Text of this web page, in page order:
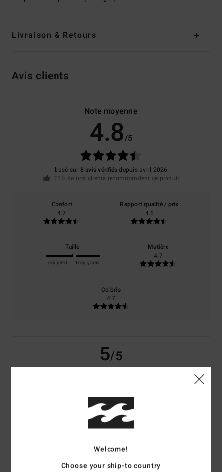
Livraison & Retours
Avis clients
Note moyenne
4.8/5
basé sur 8 avis vérifiésdepuis avril 2026
75% de nos clients recommandent ce produit
Confort
4.7
Rapport qualité / prix
4.6
Taille
Trop petit Trop grand
Matière
4.7
Coloris
4.7
5/5
Rapport qualité / prix: 5/5 Taille: Taille parfaite
Welcome!
Choose your ship-to country